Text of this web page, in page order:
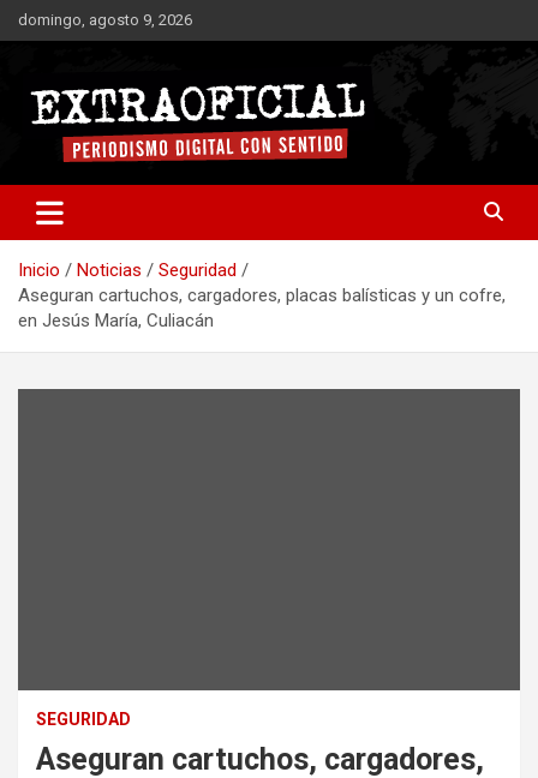
Saltar
al
domingo, agosto 9, 2026
Extraoficial
Inicio Noticias
Seguridad
Aseguran cartuchos, cargadores, placas balísticas y un cofre,
en Jesús María, Culiacán
SEGURIDAD
Aseguran cartuchos, cargadores,